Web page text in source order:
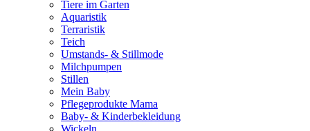
Tiere im Garten
Aquaristik
Terraristik
Teich
Umstands- & Stillmode
Milchpumpen
Stillen
Mein Baby
Pflegeprodukte Mama
Baby- & Kinderbekleidung
Wickeln